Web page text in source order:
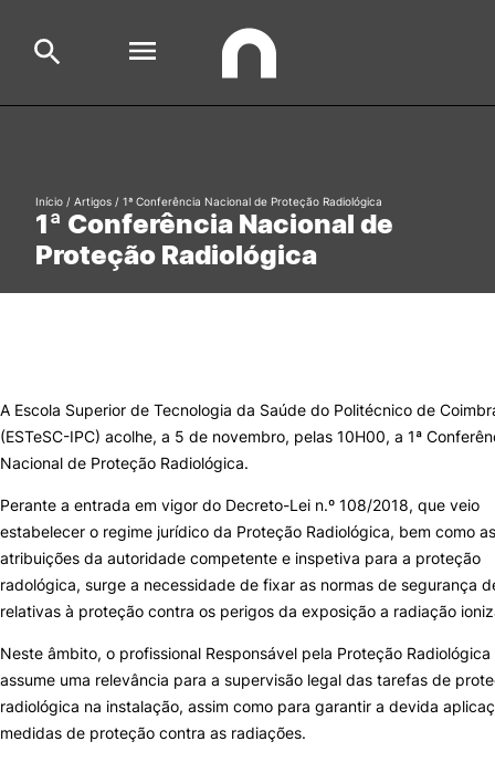
Cursos
Cooperação Internacional
Sugestões, Elogios, Reclamações Política de Privacidade e Cookies
©2026 Instituto Politécnico de Coimbra. Todos os direitos reservados.
Formative Offer
1ª Conferência Nacional de
Proteção Radiológica
Início / Artigos / 1ª Conferência Nacional de Proteção Radiológica
A Escola Superior de Tecnologia da Saúde do Politécnico de
(ESTeSC-IPC) acolhe, a 5 de novembro, pelas 10H00, a 1ª
Nacional de Proteção Radiológica.
Perante a entrada em vigor do Decreto-Lei n.º 108/2018, que veio
estabelecer o regime jurídico da Proteção Radiológica, bem como as
atribuições da autoridade competente e inspetiva para a proteção
radológica, surge a necessidade de fixar as normas de segurança
relativas à proteção contra os perigos da exposição a radiação
Neste âmbito, o profissional Responsável pela Proteção Radiológica
assume uma relevância para a supervisão legal das tarefas de
radiológica na instalação, assim como para garantir a devida
medidas de proteção contra as radiações.